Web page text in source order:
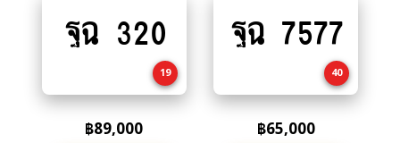
to
ฐฉ 320
19
฿89,000
to
ฐฉ 7577
40
฿65,000